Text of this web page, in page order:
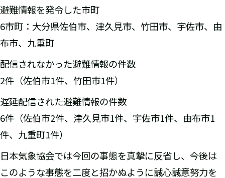
避難情報を発令した市町
6市町：大分県佐伯市、津久見市、竹田市、宇佐市、由
布市、九重町
配信されなかった避難情報の件数
2件（佐伯市1件、竹田市1件）
遅延配信された避難情報の件数
6件（佐伯市2件、津久見市1件、宇佐市1件、由布市1
件、九重町1件）
日本気象協会では今回の事態を真摯に反省し、今後は
このような事態を二度と招かぬように誠心誠意努力を